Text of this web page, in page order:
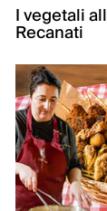
I vegetali
Recanati